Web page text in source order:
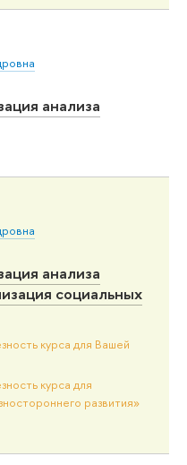
анализа
анализа
социальных
курса для Вашей
курса для
развития»